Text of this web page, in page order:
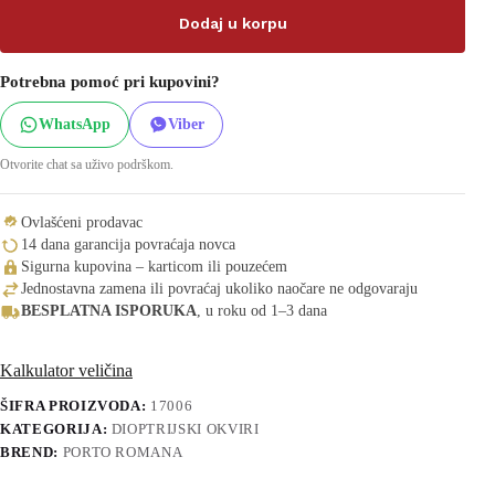
Dodaj u korpu
Potrebna pomoć pri kupovini?
WhatsApp Viber
Otvorite chat sa uživo podrškom.
Ovlašćeni prodavac
14 dana garancija povraćaja novca
Sigurna kupovina – karticom ili pouzećem
Jednostavna zamena ili povraćaj ukoliko naočare ne odgovaraju
BESPLATNA ISPORUKA, u roku od 1–3 dana
Kalkulator veličina
ŠIFRA PROIZVODA: 17006
KATEGORIJA: DIOPTRIJSKI OKVIRI
BREND: PORTO ROMANA